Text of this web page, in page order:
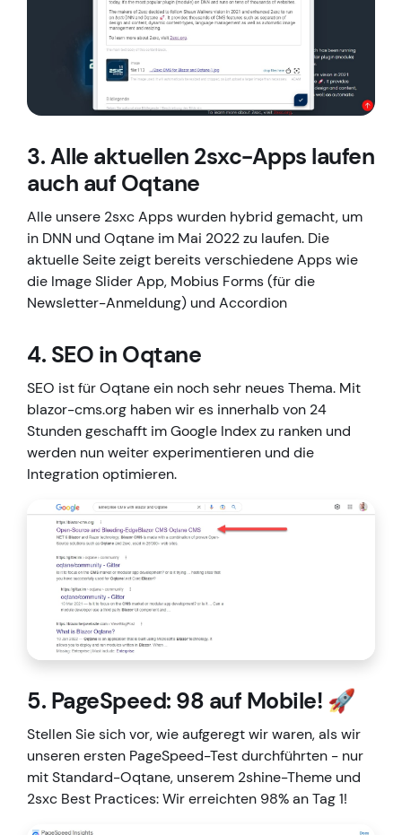
3. Alle aktuellen 2sxc-Apps laufen
auch auf Oqtane
Alle unsere 2sxc Apps wurden hybrid gemacht, um
in DNN und Oqtane im Mai 2022 zu laufen. Die
aktuelle Seite zeigt bereits verschiedene Apps wie
die Image Slider App, Mobius Forms (für die
Newsletter-Anmeldung) und Accordion
4. SEO in Oqtane
SEO ist für Oqtane ein noch sehr neues Thema. Mit
blazor-cms.org haben wir es innerhalb von 24
Stunden geschafft im Google Index zu ranken und
werden nun weiter experimentieren und die
Integration optimieren.
5. PageSpeed: 98 auf Mobile! 🚀
Stellen Sie sich vor, wie aufgeregt wir waren, als wir
unseren ersten PageSpeed-Test durchführten - nur
mit Standard-Oqtane, unserem 2shine-Theme und
2sxc Best Practices: Wir erreichten 98% an Tag 1!